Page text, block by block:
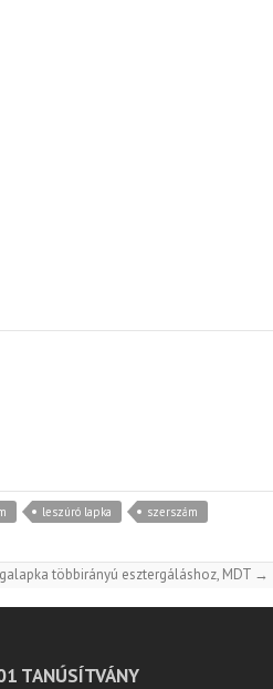
leszúró lapka
szerszám
többirányú esztergáláshoz, MDT →
TANÚSÍTVÁNY